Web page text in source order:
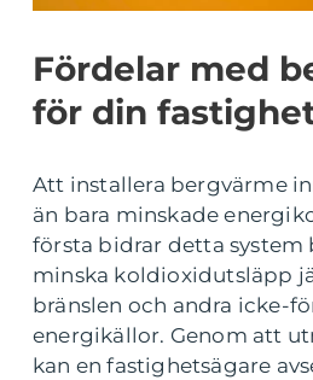
Fördelar med
för din
Att installera bergvärme
än bara minskade
första bidrar detta
minska koldioxidutsläpp
bränslen och andra icke-
energikällor. Genom att
kan en fastighetsägare